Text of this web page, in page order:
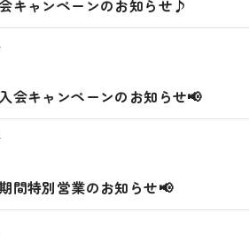
キャンペーンのお知らせ‎♪
会キャンペーンのお知らせ‎📢
間特別営業のお知らせ📢